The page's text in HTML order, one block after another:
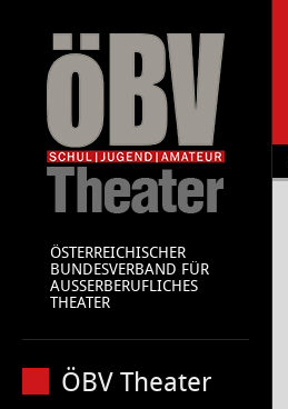
ÖSTERREICHISCHER
BUNDESVERBAND FÜR
AUSSERBERUFLICHES
THEATER
ÖBV Theater